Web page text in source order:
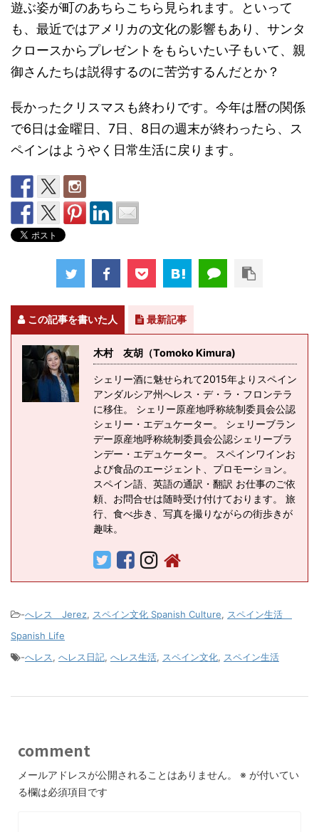
遊ぶ姿が町のあちらこちら見られます。といって
も、最近ではアメリカの文化の影響もあり、サンタ
クロースからプレゼントをもらいたい子もいて、親
御さんたちは説得するのに苦労するんだとか？
長かったクリスマスも終わりです。今年は暦の関係
で6日は金曜日、7日、8日の週末が終わったら、ス
ペインはようやく日常生活に戻ります。
この記事を書いた人 最新記事
木村 友胡（Tomoko Kimura)
シェリー酒に魅せられて2015年よりスペイン
アンダルシア州へレス・デ・ラ・フロンテラ
に移住。 シェリー原産地呼称統制委員会公認
シェリー・エデュケーター。 シェリーブラン
デー原産地呼称統制委員会公認シェリーブラ
ンデー・エデュケーター。 スペインワインお
よび食品のエージェント、プロモーション。
スペイン語、英語の通訳・翻訳 お仕事のご依
頼、お問合せは随時受け付けております。 旅
行、食べ歩き、写真を撮りながらの街歩きが
趣味。
-へレス Jerez, スペイン文化 Spanish Culture, スペイン生活
Spanish Life
-へレス, へレス日記, へレス生活, スペイン文化, スペイン生活
comment
メールアドレスが公開されることはありません。 ※ が付いてい
る欄は必須項目です